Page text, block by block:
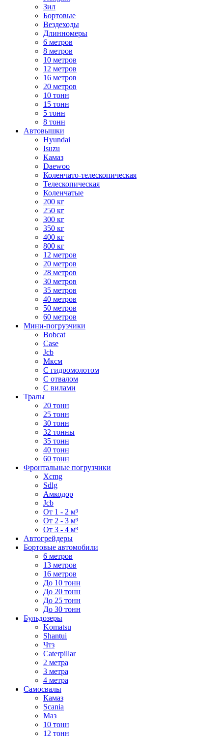
Зил
Бортовые
Вездеходы
Длинномеры
6 метров
8 метров
10 метров
12 метров
16 метров
20 метров
10 тонн
15 тонн
5 тонн
8 тонн
Автовышки
Hyundai
Isuzu
Камаз
Daewoo
Коленчато-телескопическая
Телескопическая
Коленчатые
200 кг
250 кг
300 кг
350 кг
400 кг
800 кг
12 метров
20 метров
28 метров
30 метров
35 метров
40 метров
50 метров
60 метров
Мини-погрузчики
Bobcat
Case
Jcb
Мксм
С гидромолотом
С отвалом
С вилами
Тралы
20 тонн
25 тонн
30 тонн
32 тонны
35 тонн
40 тонн
60 тонн
Фронтальные погрузчики
Xcmg
Sdlg
Амкодор
Jcb
От 1 - 2 м³
От 2 - 3 м³
От 3 - 4 м³
Автогрейдеры
Бортовые автомобили
6 метров
13 метров
16 метров
До 10 тонн
До 20 тонн
До 25 тонн
До 30 тонн
Бульдозеры
Komatsu
Shantui
Чтз
Caterpillar
2 метра
3 метра
4 метра
Самосвалы
Камаз
Scania
Маз
10 тонн
12 тонн